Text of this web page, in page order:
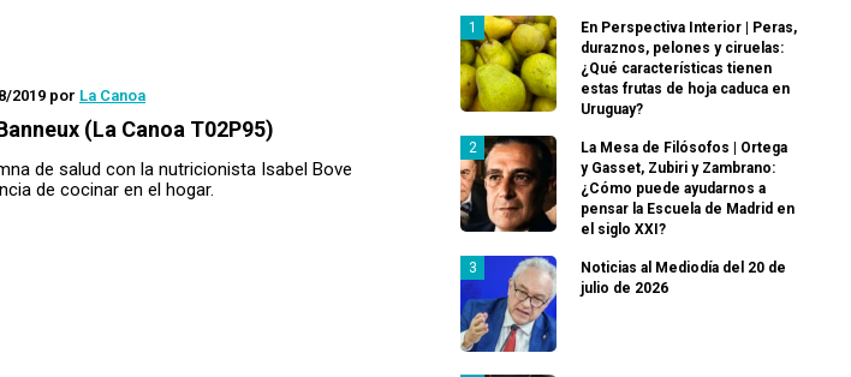
2019 por La Canoa
(La Canoa T02P95)
de salud con la nutricionista Isabel Bove
de cocinar en el hogar.
En Perspectiva Interior | Peras,
duraznos, pelones y ciruelas:
¿Qué características tienen
estas frutas de hoja caduca en
Uruguay?
La Mesa de Filósofos | Ortega
y Gasset, Zubiri y Zambrano:
¿Cómo puede ayudarnos a
pensar la Escuela de Madrid en
el siglo XXI?
Noticias al Mediodía del 20 de
julio de 2026